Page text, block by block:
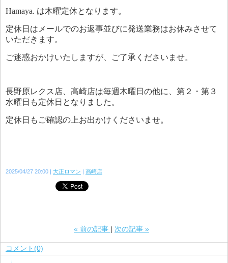
Hamaya. は木曜定休となります。
定休日はメールでのお返事並びに発送業務はお休みさせて
いただきます。
ご迷惑おかけいたしますが、ご了承くださいませ。
長野原レクス店、高崎店は毎週木曜日の他に、第２・第３
水曜日も定休日となりました。
定休日もご確認の上お出かけくださいませ。
2025/04/27 20:00 大正ロマン 高崎店
« 前の記事 次の記事 »
コメント(0)